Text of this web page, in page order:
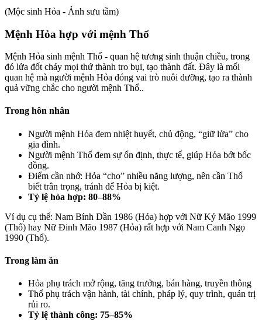
(Mộc sinh Hỏa - Ảnh sưu tầm)
Mệnh Hỏa hợp với mệnh Thổ
Mệnh Hỏa sinh mệnh Thổ - quan hệ tương sinh thuận chiều, trong
đó lửa đốt cháy mọi thứ thành tro bụi, tạo thành đất. Đây là mối
quan hệ mà người mệnh Hỏa đóng vai trò nuôi dưỡng, tạo ra thành
quả vững chắc cho người mệnh Thổ..
Trong hôn nhân
Người mệnh Hỏa đem nhiệt huyết, chủ động, “giữ lửa” cho
gia đình.
Người mệnh Thổ đem sự ổn định, thực tế, giúp Hỏa bớt bốc
đồng.
Điểm cần nhớ: Hỏa “cho” nhiều năng lượng, nên cần Thổ
biết trân trọng, tránh để Hỏa bị kiệt.
Tỷ lệ hòa hợp: 80–88%
Ví dụ cụ thể: Nam Bính Dần 1986 (Hỏa) hợp với Nữ Kỷ Mão 1999
(Thổ) hay Nữ Đinh Mão 1987 (Hỏa) rất hợp với Nam Canh Ngọ
1990 (Thổ).
Trong làm ăn
Hỏa phụ trách mở rộng, tăng trưởng, bán hàng, truyền thông
Thổ phụ trách vận hành, tài chính, pháp lý, quy trình, quản trị
rủi ro.
Tỷ lệ thành công: 75–85%